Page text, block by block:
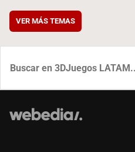
VER MÁS TEMAS